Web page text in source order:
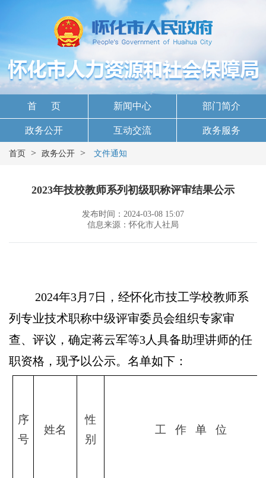
首 页 新闻中心 部门简介
政务公开 互动交流 政务服务
首页 > 政务公开 > 文件通知
2023年技校教师系列初级职称评审结果公示
发布时间：2024-03-08 15:07
信息来源：怀化市人社局
2024年3月7日，经怀化市技工学校教师系
列专业技术职称中级评审委员会组织专家审
查、评议，确定蒋云军等3人具备助理讲师的任
职资格，现予以公示。名单如下：
序
号
姓名
性
别
工 作 单 位